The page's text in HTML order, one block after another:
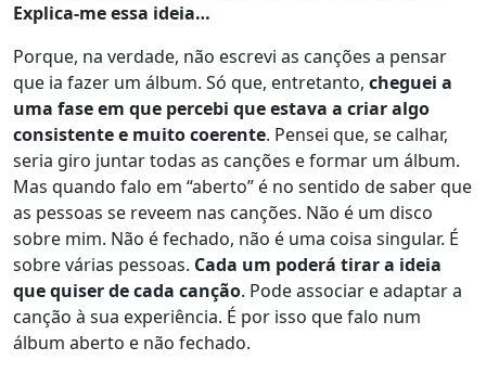
Explica-me essa ideia…
Porque, na verdade, não escrevi as canções a pensar
que ia fazer um álbum. Só que, entretanto, cheguei a
uma fase em que percebi que estava a criar algo
consistente e muito coerente. Pensei que, se calhar,
seria giro juntar todas as canções e formar um álbum.
Mas quando falo em “aberto” é no sentido de saber que
as pessoas se reveem nas canções. Não é um disco
sobre mim. Não é fechado, não é uma coisa singular. É
sobre várias pessoas. Cada um poderá tirar a ideia
que quiser de cada canção. Pode associar e adaptar a
canção à sua experiência. É por isso que falo num
álbum aberto e não fechado.